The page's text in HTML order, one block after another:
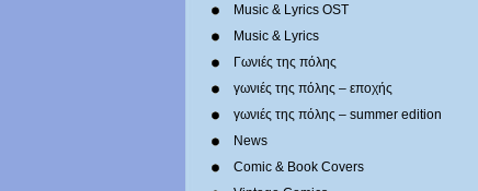
Music & Lyrics OST
Music & Lyrics
Γωνιές της πόλης
γωνιές της πόλης – εποχής
γωνιές της πόλης – summer edition
News
Comic & Book Covers